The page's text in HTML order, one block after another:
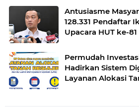
Antusiasme
128.331 Pendaftar
Upacara HUT ke-
Permudah
Hadirkan Sistem
Layanan Alokasi